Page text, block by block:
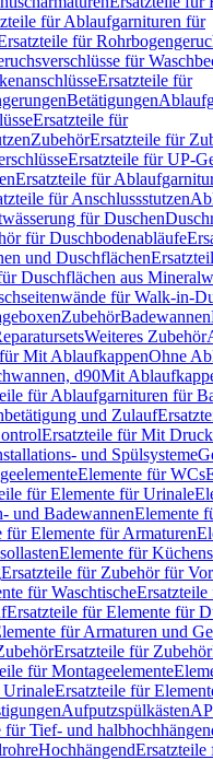
für Ablaufgarnituren für
für
für
Ersatzteile für
Betätigungen
Ersatzteile für
ZubehörErsatzteile für
Ersatzteile für UP-
Ersatzteile für
für Anschlussstutzen
für Duschen
für Duschbodenabläufe
und Duschflächen
Duschflächen aus
für Walk-in-
ZubehörBadewannen
Weiteres Zubehör
Mit AblaufkappenOhne
d90Mit
für Ablaufgarnituren für
und Zulauf
Ersatzteile für Mit
und Spülsysteme
Elemente für WCs
für Elemente für Urinale
und BadewannenElemente
für Elemente für Armaturen
Elemente für
Ersatzteile für Zubehör für
für WaschtischeErsatzteile
Ersatzteile für Elemente für
für Armaturen und
Ersatzteile für Zubehör
für Montageelemente
UrinaleErsatzteile für
Aufputzspülkästen
für Tief- und
HochhängendErsatzteile